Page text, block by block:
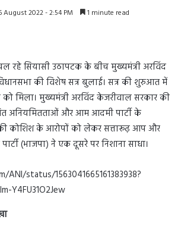
August 2022 - 2:54 PM 1 minute read
रहे सियासी उठापटक के बीच मुख्यमंत्री अरविंद
की विशेष सत्र बुलाई। सत्र की शुरुआत में
मिला। मुख्यमंत्री अरविंद केजरीवाल सरकार की
अनियमितताओं और आम आदमी पार्टी के
कोशिश के आरोपों को लेकर सत्तारूढ़ आप और
(भाजपा) ने एक दूसरे पर निशाना साधा।
status/1563041665161383938?
Y4FU31O2Jew